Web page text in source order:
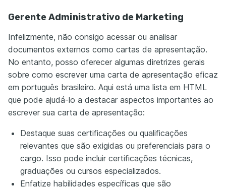
Gerente Administrativo de Marketing
Infelizmente, não consigo acessar ou analisar
documentos externos como cartas de apresentação.
No entanto, posso oferecer algumas diretrizes gerais
sobre como escrever uma carta de apresentação eficaz
em português brasileiro. Aqui está uma lista em HTML
que pode ajudá-lo a destacar aspectos importantes ao
escrever sua carta de apresentação:
Destaque suas certificações ou qualificações
relevantes que são exigidas ou preferenciais para o
cargo. Isso pode incluir certificações técnicas,
graduações ou cursos especializados.
Enfatize habilidades específicas que são